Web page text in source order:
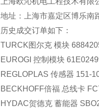
地址：上海市嘉定区博乐南
历史成交订单如下：
TURCK图尔克 模块
EUROGI 控制模块
REGLOPLAS 传感器 151-
BECKHOFF倍福 总线卡
HYDAC贺德克 蓄能器